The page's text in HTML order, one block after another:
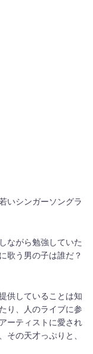
いシンガーソングラ
ながら勉強していた
歌う男の子は誰だ？
供していることは知
り、人のライブに参
ーティストに愛され
その天才っぷりと、